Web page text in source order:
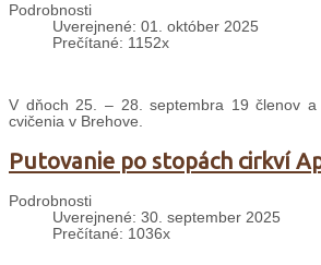
Podrobnosti
Uverejnené: 01. október 2025
Prečítané: 1152x
V dňoch 25. – 28. septembra 19 členov a
cvičenia v Brehove.
Putovanie po stopách cirkví
Podrobnosti
Uverejnené: 30. september 2025
Prečítané: 1036x